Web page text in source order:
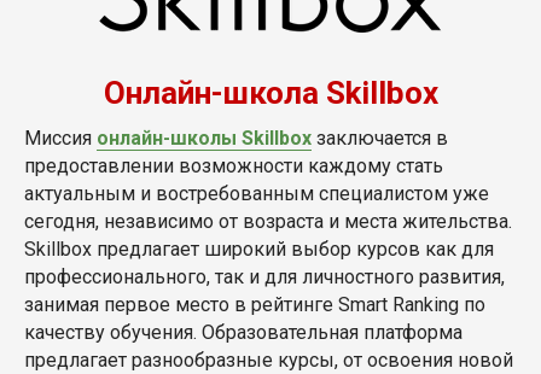
Онлайн-школа Skillbox
Миссия онлайн-школы Skillbox заключается в
предоставлении возможности каждому стать
актуальным и востребованным специалистом уже
сегодня, независимо от возраста и места жительства.
Skillbox предлагает широкий выбор курсов как для
профессионального, так и для личностного развития,
занимая первое место в рейтинге Smart Ranking по
качеству обучения. Образовательная платформа
предлагает разнообразные курсы, от освоения новой